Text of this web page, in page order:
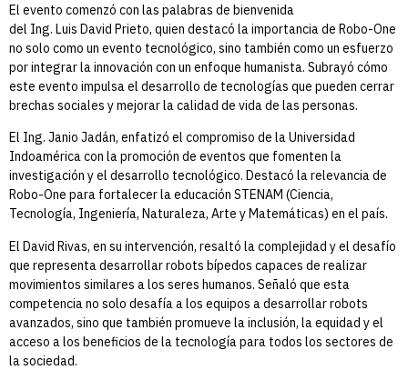
El evento comenzó con las palabras de bienvenida
del Ing. Luis David Prieto, quien destacó la importancia de Robo-One
no solo como un evento tecnológico, sino también como un esfuerzo
por integrar la innovación con un enfoque humanista. Subrayó cómo
este evento impulsa el desarrollo de tecnologías que pueden cerrar
brechas sociales y mejorar la calidad de vida de las personas.
El Ing. Janio Jadán, enfatizó el compromiso de la Universidad
Indoamérica con la promoción de eventos que fomenten la
investigación y el desarrollo tecnológico. Destacó la relevancia de
Robo-One para fortalecer la educación STENAM (Ciencia,
Tecnología, Ingeniería, Naturaleza, Arte y Matemáticas) en el país.
El David Rivas, en su intervención, resaltó la complejidad y el desafío
que representa desarrollar robots bípedos capaces de realizar
movimientos similares a los seres humanos. Señaló que esta
competencia no solo desafía a los equipos a desarrollar robots
avanzados, sino que también promueve la inclusión, la equidad y el
acceso a los beneficios de la tecnología para todos los sectores de
la sociedad.